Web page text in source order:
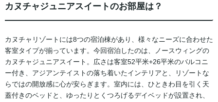
カヌチャジュニアスイートのお部屋は？
カヌチャリゾートには8つの宿泊棟があり、様々なニーズに合わせた
客室タイプが揃っています。今回宿泊したのは、ノースウィングの
カヌチャジュニアスイート。広さは客室52平米+26平米のバルコニ
ー付き、アジアンテイストの落ち着いたインテリアと、リゾートな
らではの開放感に心が安らぎます。室内には、ひときわ目を引く天
蓋付きのベッドと、ゆったりとくつろげるデイベッドが設置され、